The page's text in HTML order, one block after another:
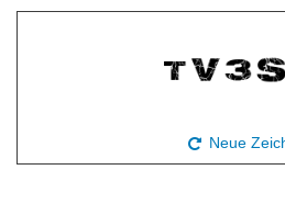
Neue